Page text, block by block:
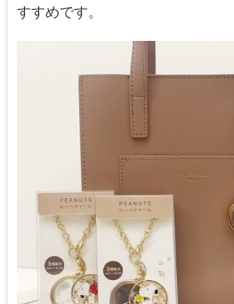
すすめです。